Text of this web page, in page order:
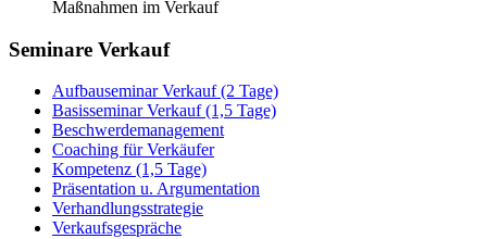
Maßnahmen im Verkauf
Seminare Verkauf
Aufbauseminar Verkauf (2 Tage)
Basisseminar Verkauf (1,5 Tage)
Beschwerdemanagement
Coaching für Verkäufer
Kompetenz (1,5 Tage)
Präsentation u. Argumentation
Verhandlungsstrategie
Verkaufsgespräche